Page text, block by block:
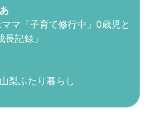
マ「子育て修行中」0歳児と
記録」
梨ふたり暮らし